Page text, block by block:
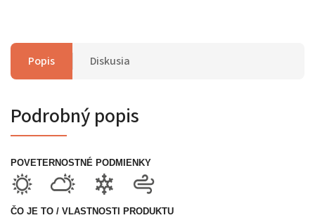
Popis Diskusia
Podrobný popis
POVETERNOSTNÉ PODMIENKY
ČO JE TO / VLASTNOSTI PRODUKTU